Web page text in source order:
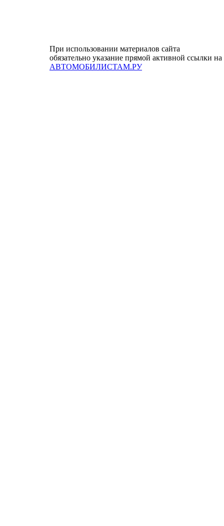
При использовании материалов сайта
обязательно указание прямой активной ссылки на
АВТОМОБИЛИСТАМ.РУ